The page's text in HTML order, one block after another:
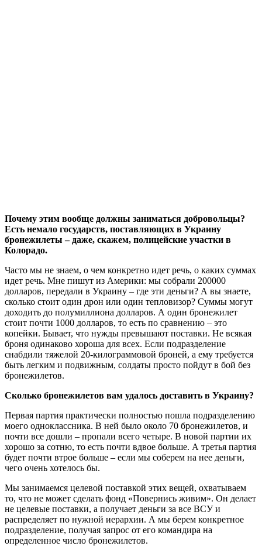
Почему этим вообще должны заниматься добровольцы?
Есть немало государств, поставляющих в Украину
бронежилеты – даже, скажем, полицейские участки в
Колорадо.
Часто мы не знаем, о чем конкретно идет речь, о каких суммах
идет речь. Мне пишут из Америки: мы собрали 200000
долларов, передали в Украину – где эти деньги? А вы знаете,
сколько стоит один дрон или один тепловизор? Суммы могут
доходить до полумиллиона долларов. А один бронежилет
стоит почти 1000 долларов, то есть по сравнению – это
копейки. Бывает, что нужды превышают поставки. Не всякая
броня одинаково хороша для всех. Если подразделение
снабдили тяжелой 20-килограммовой броней, а ему требуется
быть легким и подвижным, солдаты просто пойдут в бой без
бронежилетов.
Сколько бронежилетов вам удалось доставить в Украину?
Первая партия практически полностью пошла подразделению
моего одноклассника. В ней было около 70 бронежилетов, и
почти все дошли – пропали всего четыре. В новой партии их
хорошо за сотню, то есть почти вдвое больше. А третья партия
будет почти втрое больше – если мы соберем на нее деньги,
чего очень хотелось бы.
Мы занимаемся целевой поставкой этих вещей, охватываем
то, что не может сделать фонд «Повернись живим». Он делает
не целевые поставки, а получает деньги за все ВСУ и
распределяет по нужной иерархии. А мы берем конкретное
подразделение, получая запрос от его командира на
определенное число бронежилетов.